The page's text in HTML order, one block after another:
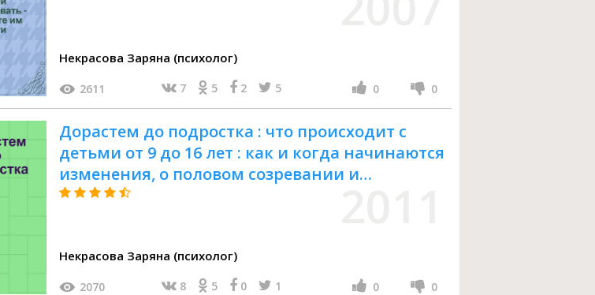
Некрасова Заряна (психолог)
2611 7 5 2 5 0 0
Дорастем до подростка : что происходит с
детьми от 9 до 16 лет : как и когда начинаются
изменения, о половом созревании и
трудностях адаптации, сопротивление как
Некрасова Заряна (психолог)
2070 8 5 0 1 0 0